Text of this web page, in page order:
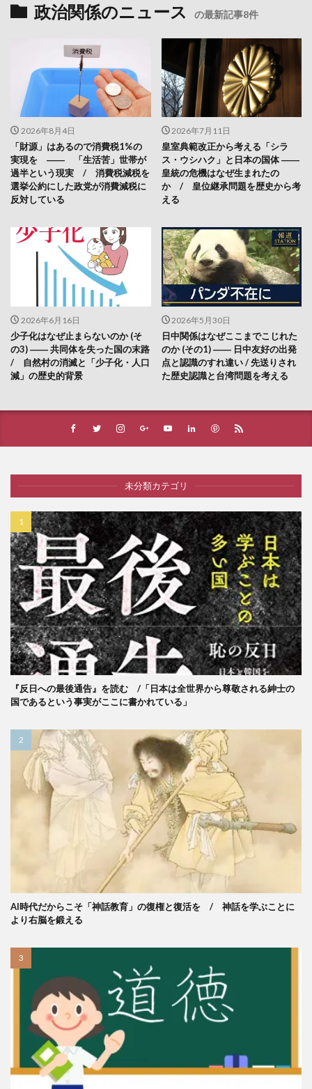
政治関係のニュース の最新記事8件
2026年8月4日
「財源」はあるので消費税1%の
実現を ―― 「生活苦」世帯が
過半という現実 / 消費税減税を
選挙公約にした政党が消費減税に
反対している
2026年7月11日
皇室典範改正から考える「シラ
ス・ウシハク」と日本の国体 ――
皇統の危機はなぜ生まれたの
か / 皇位継承問題を歴史から考
える
2026年6月16日
少子化はなぜ止まらないのか (そ
の3) ―― 共同体を失った国の末路
/ 自然村の消滅と「少子化・人口
減」の歴史的背景
2026年5月30日
日中関係はなぜここまでこじれた
のか (その1) ―― 日中友好の出発
点と認識のすれ違い / 先送りされ
た歴史認識と台湾問題を考える
未分類カテゴリ
『反日への最後通告』を読む /「日本は全世界から尊敬される紳士の
国であるという事実がここに書かれている」
AI時代だからこそ「神話教育」の復権と復活を / 神話を学ぶことに
より右脳を鍛える